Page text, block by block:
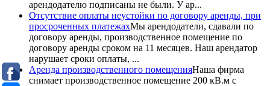
арендодателю подписаны не были. У ар...
Отсутствие оплаты неустойки по договору аренды, при
просроченных платежахМы арендодатели, сдавали по
договору аренды, производственное помещение по
договору аренды сроком на 11 месяцев. Наш арендатор
нарушает сроки оплаты, ...
Аренда производственного помещенияНаша фирма
снимает производственное помещение 200 кВ.м с